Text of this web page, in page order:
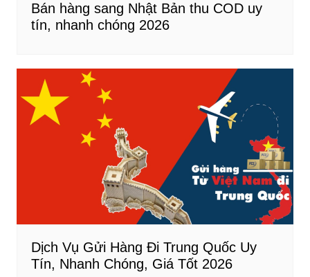
Bán hàng sang Nhật Bản thu COD uy
tín, nhanh chóng 2026
Dịch Vụ Gửi Hàng Đi Trung Quốc Uy
Tín, Nhanh Chóng, Giá Tốt 2026